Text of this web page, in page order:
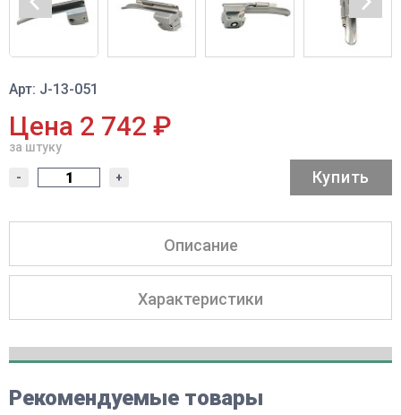
Арт: J-13-051
Цена 2 742 ₽
за штуку
- + Купить
Описание
Характеристики
Рекомендуемые товары